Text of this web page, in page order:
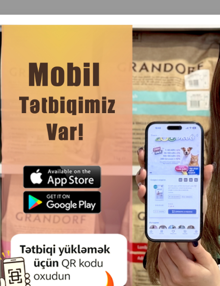
sayədə oyuncağı uzağa atmaq, dartma oyunlarında istifadə
rəngləri onu küçədə və otların arasında daha görünən edir.
sağlıqlı şəkildə boşaltmaq üçün əla seçimdir. Bu oyuncaq
DAHA ÇOX OXU
NUNBELL #0093 PET LATEX TOYS –
SÜMÜK FORMALI IT OYUNCAĞI (RƏNG:
NARINCI).